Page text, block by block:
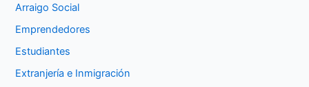
Arraigo Social
Emprendedores
Estudiantes
Extranjería e Inmigración